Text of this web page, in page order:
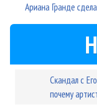
Ариана Гранде
Скандал с
почему